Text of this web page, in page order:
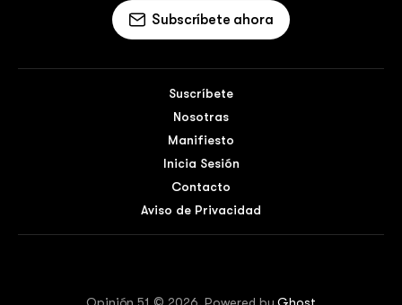
Subscríbete ahora
Suscríbete
Nosotras
Manifiesto
Inicia Sesión
Contacto
Aviso de Privacidad